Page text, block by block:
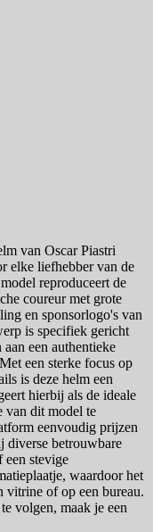
van Oscar Piastri
elke liefhebber van de
reproduceert de
coureur met grote
en sponsorlogo's van
is specifiek gericht
een authentieke
een sterke focus op
is deze helm een
hierbij als de ideale
van dit model te
eenvoudig prijzen
diverse betrouwbare
een stevige
waardoor het
vitrine of op een bureau.
volgen, maak je een